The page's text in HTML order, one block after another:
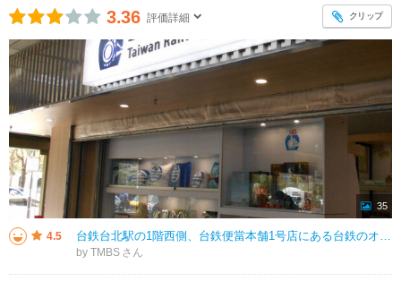
3.36 評価詳細 クリップ
35
4.5 台鉄台北駅の1階西側、台鉄便當本舗1号店にある台鉄のオフィシャルグッズ店。 キーホルダーやクリアファイルから書籍、本格的な鉄道模型まで多彩な鉄道グッズを取り揃えています。 近年の円安により割高感は否めないですが、鉄道好
by TMBS